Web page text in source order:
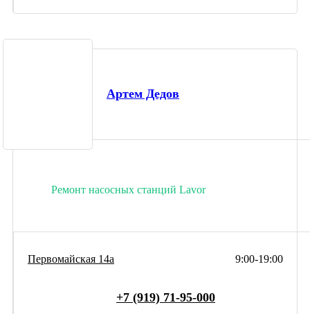
Артем Дедов
Ремонт насосных станций Lavor
9:00-19:00
Первомайская 14а
+7 (919) 71-95-000